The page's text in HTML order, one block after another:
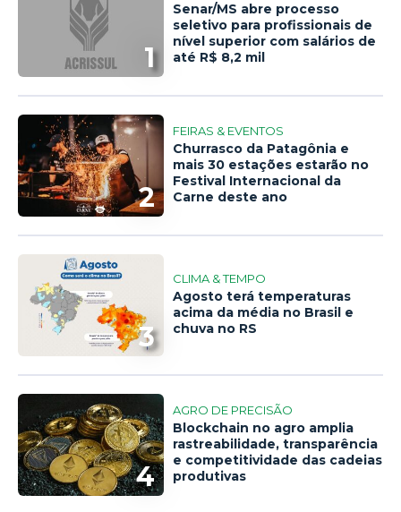
1
Senar/MS abre processo
seletivo para profissionais de
nível superior com salários de
até R$ 8,2 mil
2
FEIRAS & EVENTOS
Churrasco da Patagônia e
mais 30 estações estarão no
Festival Internacional da
Carne deste ano
3
CLIMA & TEMPO
Agosto terá temperaturas
acima da média no Brasil e
chuva no RS
4
AGRO DE PRECISÃO
Blockchain no agro amplia
rastreabilidade, transparência
e competitividade das cadeias
produtivas